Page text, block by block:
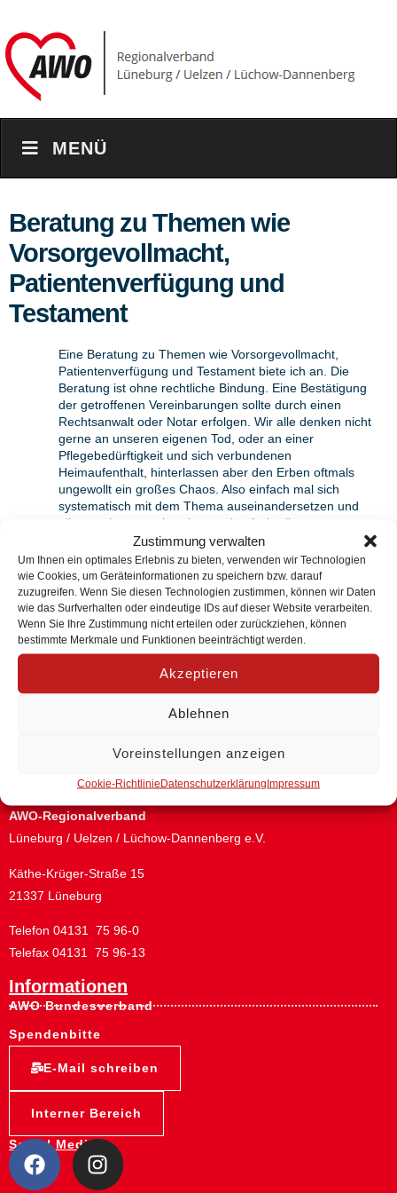
Zustimmung verwalten
Um Ihnen ein optimales Erlebnis zu bieten, verwenden wir Technologien
wie Cookies, um Geräteinformationen zu speichern bzw. darauf
zuzugreifen. Wenn Sie diesen Technologien zustimmen, können wir Daten
wie das Surfverhalten oder eindeutige IDs auf dieser Website verarbeiten.
Wenn Sie Ihre Zustimmung nicht erteilen oder zurückziehen, können
bestimmte Merkmale und Funktionen beeinträchtigt werden.
Akzeptieren
Ablehnen
Voreinstellungen anzeigen
Cookie-RichtlinieDatenschutzerklärungImpressum
MENÜ
Beratung zu Themen wie
Vorsorgevollmacht,
Patientenverfügung und
Testament
Eine Beratung zu Themen wie Vorsorgevollmacht,
Patientenverfügung und Testament biete ich an. Die
Beratung ist ohne rechtliche Bindung. Eine Bestätigung
der getroffenen Vereinbarungen sollte durch einen
Rechtsanwalt oder Notar erfolgen. Wir alle denken nicht
gerne an unseren eigenen Tod, oder an einer
Pflegebedürftigkeit und sich verbundenen
Heimaufenthalt, hinterlassen aber den Erben oftmals
ungewollt ein großes Chaos. Also einfach mal sich
systematisch mit dem Thema auseinandersetzen und
alles sortieren, vorbereiten und aufschreiben.
Die Gespräche finden im Bürgertreff der
Arbeiterwohlfahrt in Lüneburg in vertraulicher
Atmosphäre statt. Ich unterliege in allen Beratungen der
absoluten Schweigepflicht.
Rolf Fahnenbruck
Anmeldung unter Tel. 0172 214 63 82
Adresse & Kontakt
AWO-Regionalverband
Lüneburg / Uelzen / Lüchow-Dannenberg e.V.
Käthe-Krüger-Straße 15
21337 Lüneburg
Telefon 04131 75 96-0
Telefax 04131 75 96-13
Informationen
AWO Bundesverband
Spendenbitte
E-Mail schreiben
Interner Bereich
Social Media: